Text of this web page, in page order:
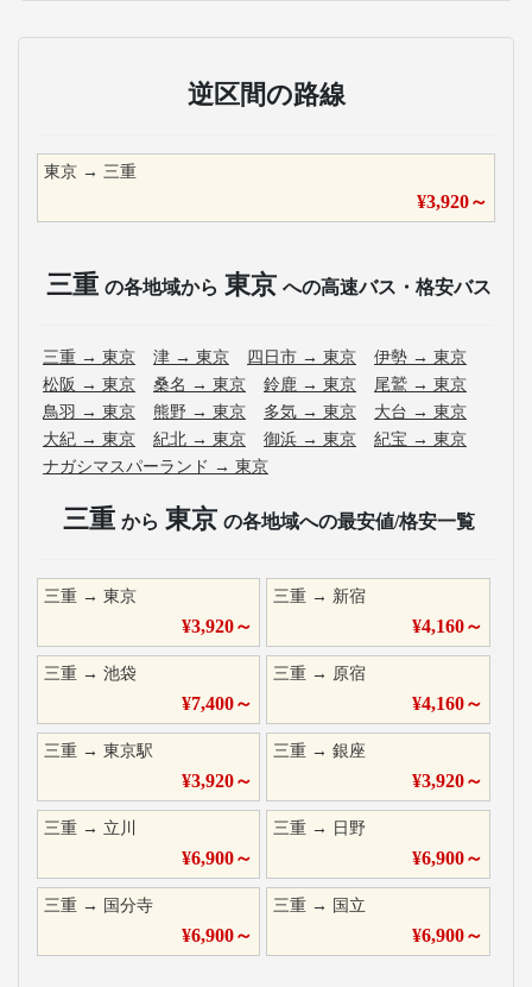
逆区間の路線
東京 → 三重
¥3,920～
三重 の各地域から 東京 への高速バス・格安バス
三重 → 東京 津 → 東京 四日市 → 東京 伊勢 → 東京
松阪 → 東京 桑名 → 東京 鈴鹿 → 東京 尾鷲 → 東京
鳥羽 → 東京 熊野 → 東京 多気 → 東京 大台 → 東京
大紀 → 東京 紀北 → 東京 御浜 → 東京 紀宝 → 東京
ナガシマスパーランド → 東京
三重 から 東京 の各地域への最安値/格安一覧
三重 → 東京
¥3,920～
三重 → 新宿
¥4,160～
三重 → 池袋
¥7,400～
三重 → 原宿
¥4,160～
三重 → 東京駅
¥3,920～
三重 →銀座
¥3,920～
三重 → 立川
¥6,900～
三重 → 日野
¥6,900～
三重 → 国分寺
¥6,900～
三重 → 国立
¥6,900～